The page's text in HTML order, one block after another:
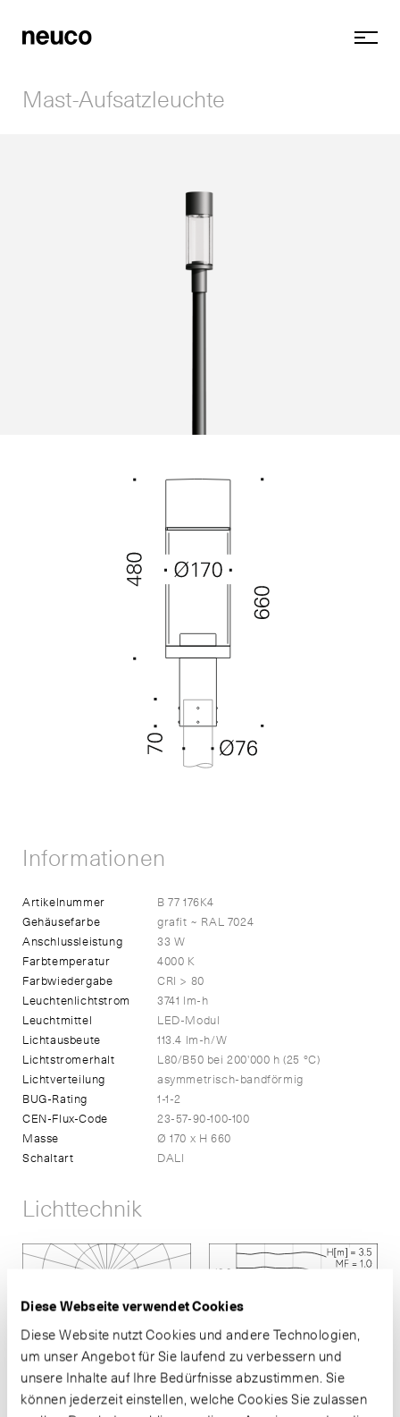
Diese Webseite verwendet Cookies
Diese Website nutzt Cookies und andere Technologien,
um unser Angebot für Sie laufend zu verbessern und
unsere Inhalte auf Ihre Bedürfnisse abzustimmen. Sie
können jederzeit einstellen, welche Cookies Sie zulassen
Mast-Aufsatzleuchte
Informationen
Artikelnummer
B 77 176K4
Gehäusefarbe
grafit ~ RAL 7024
Anschlussleistung
33 W
Farbtemperatur
4000 K
Farbwiedergabe
CRI > 80
Leuchtenlichtstrom
3741 lm-h
Leuchtmittel
LED-Modul
Lichtausbeute
113.4 lm-h/W
Lichtstromerhalt
L80/B50 bei 200'000 h (25 °C)
Lichtverteilung
asymmetrisch-bandförmig
BUG-Rating
1-1-2
CEN-Flux-Code
23-57-90-100-100
Masse
Ø 170 x H 660
Schaltart
DALI
Lichttechnik